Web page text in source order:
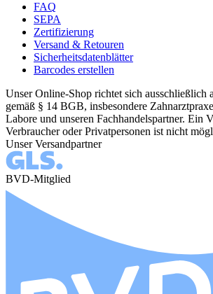
FAQ
SEPA
Zertifizierung
Versand & Retouren
Sicherheitsdatenblätter
Barcodes erstellen
Unser Online-Shop richtet sich ausschließlich
gemäß § 14 BGB, insbesondere
Labore und unseren Fachhandelspartner. Ein
Verbraucher oder Privatpersonen ist nicht
Unser Versandpartner
BVD-Mitglied